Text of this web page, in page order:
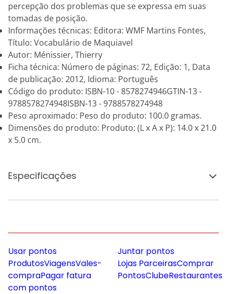
percepção dos problemas que se expressa em suas
tomadas de posição.
Informações técnicas: Editora: WMF Martins Fontes,
Título: Vocabulário de Maquiavel
Autor: Ménissier, Thierry
Ficha técnica: Número de páginas: 72, Edição: 1, Data
de publicação: 2012, Idioma: Português
Código do produto: ISBN-10 - 8578274946GTIN-13 -
9788578274948ISBN-13 - 9788578274948
Peso aproximado: Peso do produto: 100.0 gramas.
Dimensões do produto: Produto: (L x A x P): 14.0 x 21.0
x 5.0 cm.
Especificações
Usar pontos
ProdutosViagensVales-
compraPagar fatura
com pontos
Juntar pontos
Lojas ParceirasComprar
PontosClubeRestaurantes